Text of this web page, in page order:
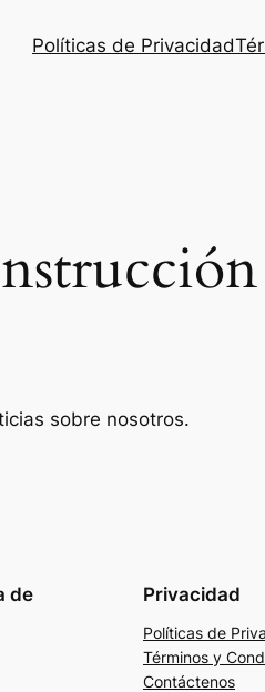
Políticas de Privacidad
sobre nosotros.
de Privacidad
Políticas de
Términos y
Contáctenos